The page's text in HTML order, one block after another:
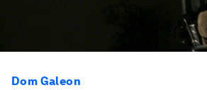
Dom Galeon